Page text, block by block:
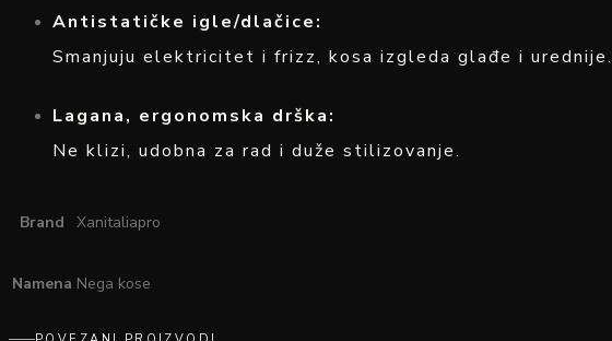
Antistatičke igle/dlačice:
Smanjuju elektricitet i frizz, kosa izgleda glađe i urednije.
Lagana, ergonomska drška:
Ne klizi, udobna za rad i duže stilizovanje.
Brand Xanitaliapro
Namena Nega kose